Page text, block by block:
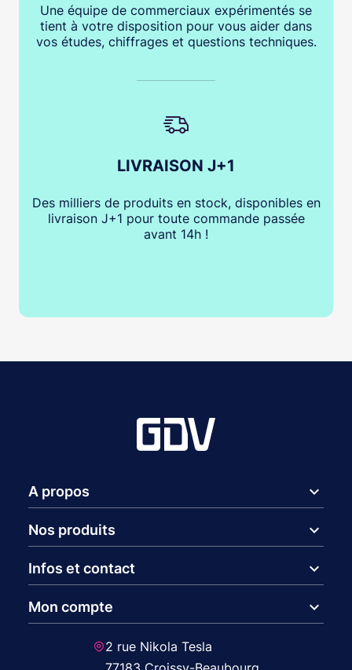
Une équipe de commerciaux expérimentés se
tient à votre disposition pour vous aider dans
vos études, chiffrages et questions techniques.
LIVRAISON J+1
Des milliers de produits en stock, disponibles en
livraison J+1 pour toute commande passée
avant 14h !
A propos expand_more
Nos produits expand_more
Infos et contact expand_more
Mon compte expand_more
2 rue Nikola Tesla